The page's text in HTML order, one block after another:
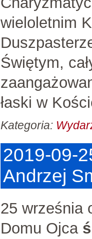
wieloletnim
Świętym,
łaski w
Kategoria:
2019-09-
Andrzej
25 września
Domu Ojca